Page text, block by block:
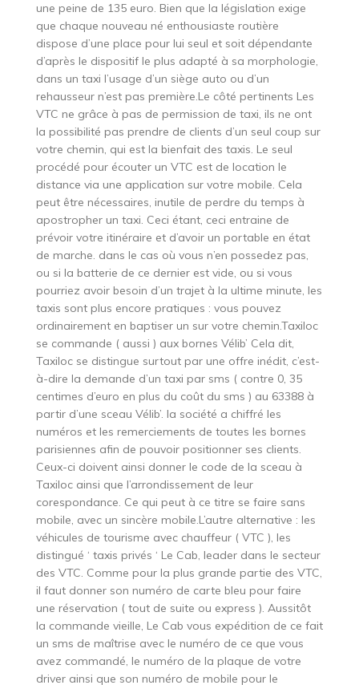
une peine de 135 euro. Bien que la législation exige
que chaque nouveau né enthousiaste routière
dispose d’une place pour lui seul et soit dépendante
d’après le dispositif le plus adapté à sa morphologie,
dans un taxi l’usage d’un siège auto ou d’un
rehausseur n’est pas première.Le côté pertinents Les
VTC ne grâce à pas de permission de taxi, ils ne ont
la possibilité pas prendre de clients d’un seul coup sur
votre chemin, qui est la bienfait des taxis. Le seul
procédé pour écouter un VTC est de location le
distance via une application sur votre mobile. Cela
peut être nécessaires, inutile de perdre du temps à
apostropher un taxi. Ceci étant, ceci entraine de
prévoir votre itinéraire et d’avoir un portable en état
de marche. dans le cas où vous n’en possedez pas,
ou si la batterie de ce dernier est vide, ou si vous
pourriez avoir besoin d’un trajet à la ultime minute, les
taxis sont plus encore pratiques : vous pouvez
ordinairement en baptiser un sur votre chemin.Taxiloc
se commande ( aussi ) aux bornes Vélib’ Cela dit,
Taxiloc se distingue surtout par une offre inédit, c’est-
à-dire la demande d’un taxi par sms ( contre 0, 35
centimes d’euro en plus du coût du sms ) au 63388 à
partir d’une sceau Vélib’. la société a chiffré les
numéros et les remerciements de toutes les bornes
parisiennes afin de pouvoir positionner ses clients.
Ceux-ci doivent ainsi donner le code de la sceau à
Taxiloc ainsi que l’arrondissement de leur
corespondance. Ce qui peut à ce titre se faire sans
mobile, avec un sincère mobile.L’autre alternative : les
véhicules de tourisme avec chauffeur ( VTC ), les
distingué ‘ taxis privés ‘ Le Cab, leader dans le secteur
des VTC. Comme pour la plus grande partie des VTC,
il faut donner son numéro de carte bleu pour faire
une réservation ( tout de suite ou express ). Aussitôt
la commande vieille, Le Cab vous expédition de ce fait
un sms de maîtrise avec le numéro de ce que vous
avez commandé, le numéro de la plaque de votre
driver ainsi que son numéro de mobile pour le